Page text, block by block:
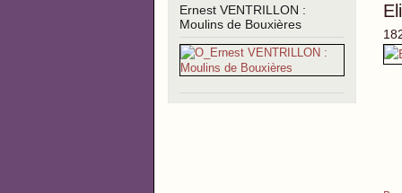
Ernest VENTRILLON :
Moulins de Bouxières